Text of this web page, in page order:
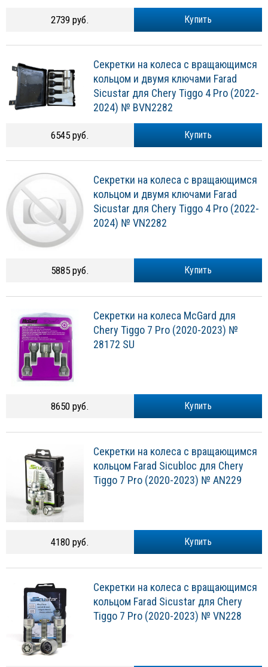
Купить
2739 руб.
Секретки на колеса с вращающимся
кольцом и двумя ключами Farad
Sicustar для Chery Tiggo 4 Pro (2022-
2024) № BVN2282
Купить
6545 руб.
Секретки на колеса с вращающимся
кольцом и двумя ключами Farad
Sicustar для Chery Tiggo 4 Pro (2022-
2024) № VN2282
Купить
5885 руб.
Секретки на колеса McGard для
Chery Tiggo 7 Pro (2020-2023) №
28172 SU
Купить
8650 руб.
Секретки на колеса с вращающимся
кольцом Farad Sicubloc для Chery
Tiggo 7 Pro (2020-2023) № AN229
Купить
4180 руб.
Секретки на колеса с вращающимся
кольцом Farad Sicustar для Chery
Tiggo 7 Pro (2020-2023) № VN228